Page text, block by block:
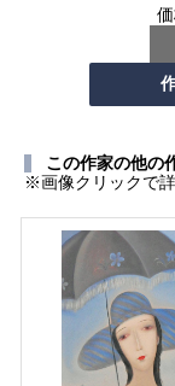
この作家の他の
※画像クリックで